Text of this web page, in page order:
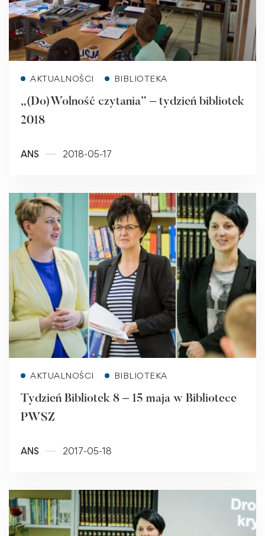
AKTUALNOŚCI BIBLIOTEKA
„(Do)Wolność czytania” – tydzień bibliotek
2018
ANS 2018-05-17
AKTUALNOŚCI BIBLIOTEKA
Tydzień Bibliotek 8 – 15 maja w Bibliotece
PWSZ
ANS 2017-05-18